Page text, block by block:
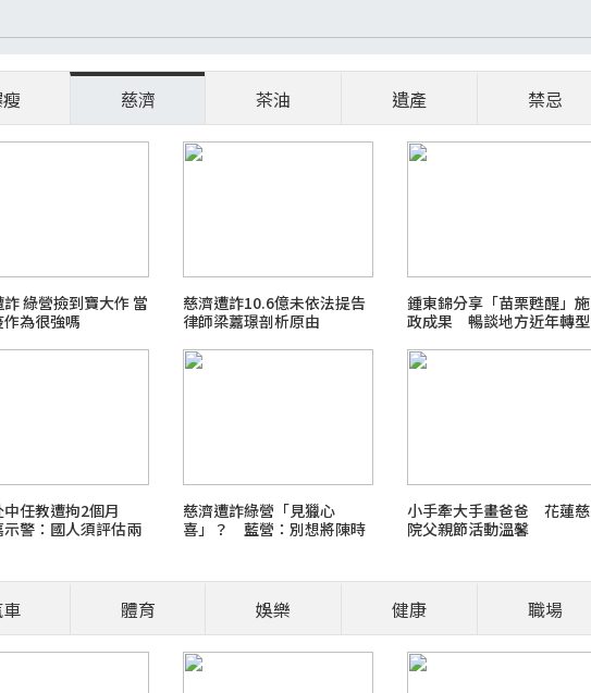
慈濟 茶油 遺產 禁忌
綠營撿到寶大作 當
為很強嗎
慈濟遭詐10.6億未依法提告
律師梁䕒璟剖析原由
鍾東錦分享「苗栗甦醒」施
政成果 暢談地方近年轉型
中任教遭拘2個月
警：國人須評估兩
慈濟遭詐綠營「見獵心
喜」？ 藍營：別想將陳時
小手牽大手畫爸爸 花蓮慈
院父親節活動溫馨
體育 娛樂 健康 職場